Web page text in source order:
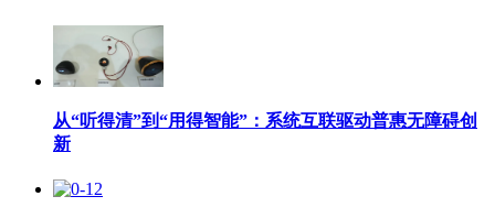
从“听得清”到“用得智能”：系统互联驱动普惠无障碍创
新